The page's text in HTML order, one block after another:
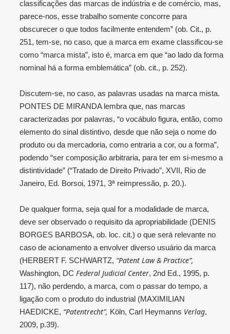
classificações das marcas de indústria e de comércio, mas,
parece-nos, esse trabalho somente concorre para
obscurecer o que todos facilmente entendem” (ob. Cit., p.
251, tem-se, no caso, que a marca em exame classificou-se
como “marca mista”, isto é, marca em que “ao lado da forma
nominal há a forma emblemática” (ob. cit., p. 252).
Discutem-se, no caso, as palavras usadas na marca mista.
PONTES DE MIRANDA lembra que, nas marcas
caracterizadas por palavras, “o vocábulo figura, então, como
elemento do sinal distintivo, desde que não seja o nome do
produto ou da mercadoria, como entraria a cor, ou a forma”,
podendo “ser composição arbitraria, para ter em si-mesmo a
distintividade” (“Tratado de Direito Privado”, XVII, Rio de
Janeiro, Ed. Borsoi, 1971, 3ª reimpressão, p. 20.).
De qualquer forma, seja qual for a modalidade de marca,
deve ser observado o requisito da apropriabilidade (DENIS
BORGES BARBOSA, ob. loc. cit.) o que será relevante no
caso de acionamento a envolver diverso usuário da marca
(HERBERT F. SCHWARTZ, “Patent Law & Practice”,
Washington, DC Federal Judicial Center, 2nd Ed., 1995, p.
117), não perdendo, a marca, com o passar do tempo, a
ligação com o produto do industrial (MAXIMILIAN
HAEDICKE, “Patentrecht”, Köln, Carl Heymanns Verlag,
2009, p.39).